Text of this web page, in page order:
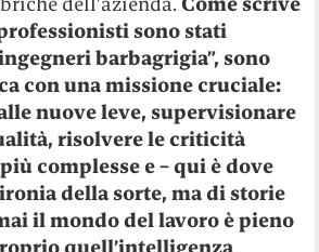
sono stati
barbagrigia”, sono
con una missione cruciale:
nuove leve, supervisionare
risolvere le criticità
complesse e – qui è dove
della sorte, ma di storie
il mondo del lavoro è pieno
quell’intelligenza